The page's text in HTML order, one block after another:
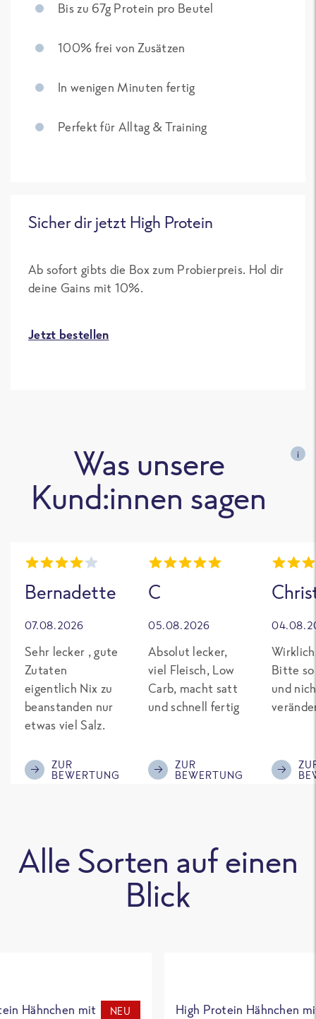
Bis zu 67g Protein pro Beutel
100% frei von Zusätzen
In wenigen Minuten fertig
Perfekt für Alltag & Training
Sicher dir jetzt High Protein
Ab sofort gibts die Box zum Probierpreis. Hol dir
deine Gains mit 10%.
Jetzt bestellen
Was unsere
Kund:innen sagen
i
Bernadette
07.08.2026
Sehr lecker , gute
Zutaten
eigentlich Nix zu
beanstanden nur
etwas viel Salz.
ZUR
BEWERTUNG
C
05.08.2026
Absolut lecker,
viel Fleisch, Low
Carb, macht satt
und schnell fertig
ZUR
BEWERTUNG
Bitte so
und
Alle Sorten auf einen
Blick
Hähnchen mit
NEU
High Protein Hähnchen